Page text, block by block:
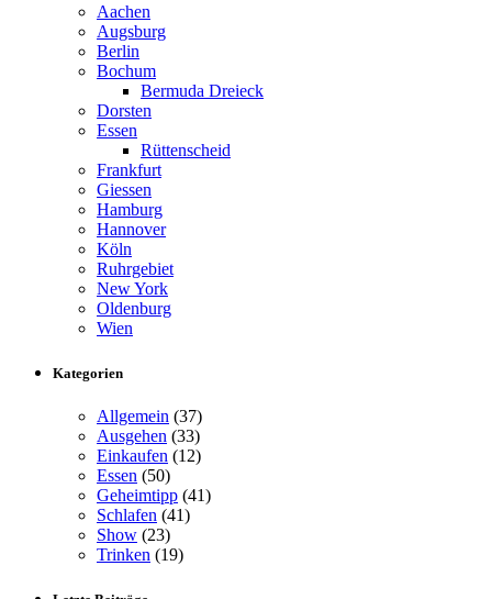
Aachen
Augsburg
Berlin
Bochum
Bermuda Dreieck
Dorsten
Essen
Rüttenscheid
Frankfurt
Giessen
Hamburg
Hannover
Köln
Ruhrgebiet
New York
Oldenburg
Wien
Kategorien
Allgemein (37)
Ausgehen (33)
Einkaufen (12)
Essen (50)
Geheimtipp (41)
Schlafen (41)
Show (23)
Trinken (19)